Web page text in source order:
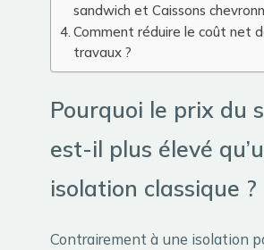
sandwich et Caissons
Comment réduire le coût net
travaux ?
Pourquoi le prix du
est-il plus élevé
isolation classique ?
Contrairement à une isolation